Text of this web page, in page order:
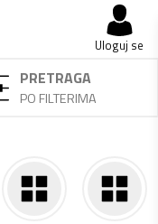
Uloguj se
PRETRAGA
PO FILTERIMA